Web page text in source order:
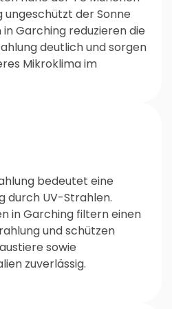
ungeschützt der Sonne
Garching reduzieren die
deutlich und sorgen
Mikroklima im
bedeutet eine
durch UV-Strahlen.
in Garching filtern einen
und schützen
sowie
zuverlässig.